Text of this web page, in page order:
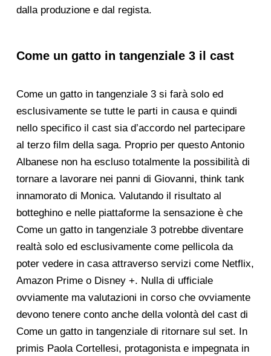
dalla produzione e dal regista.
Come un gatto in tangenziale 3 il cast
Come un gatto in tangenziale 3 si farà solo ed
esclusivamente se tutte le parti in causa e quindi
nello specifico il cast sia d’accordo nel partecipare
al terzo film della saga. Proprio per questo Antonio
Albanese non ha escluso totalmente la possibilità di
tornare a lavorare nei panni di Giovanni, think tank
innamorato di Monica. Valutando il risultato al
botteghino e nelle piattaforme la sensazione è che
Come un gatto in tangenziale 3 potrebbe diventare
realtà solo ed esclusivamente come pellicola da
poter vedere in casa attraverso servizi come Netflix,
Amazon Prime o Disney +. Nulla di ufficiale
ovviamente ma valutazioni in corso che ovviamente
devono tenere conto anche della volontà del cast di
Come un gatto in tangenziale di ritornare sul set. In
primis Paola Cortellesi, protagonista e impegnata in